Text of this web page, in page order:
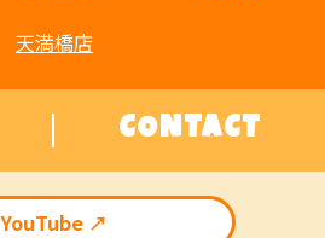
天満橋店
CONTACT
YouTube ↗︎